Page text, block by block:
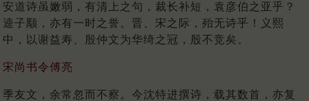
安道诗虽嫩弱，有清上之句，裁长补短，袁彦伯之亚乎？
逵子颙，亦有一时之誉。晋、宋之际，殆无诗乎！义熙
中，以谢益寿、殷仲文为华绮之冠，殷不竞矣。
宋尚书令傅亮
季友文，余常忽而不察。今沈特进撰诗，载其数首，亦复